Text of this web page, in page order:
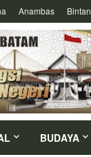
Anambas Bintan
BUDAYA